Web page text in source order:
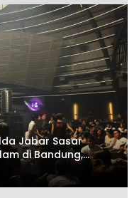
Jabar Sasar
di Bandung,
Urine Acak